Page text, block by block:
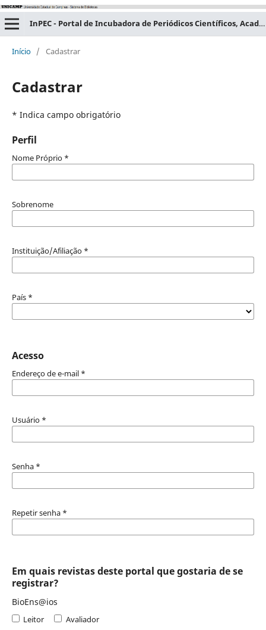
InPEC - Portal de Incubadora de Periódicos Científicos, Acadêmicos e Educacionais
Início / Cadastrar
Cadastrar
* Indica campo obrigatório
Perfil
Nome Próprio *
Sobrenome
Instituição/Afiliação *
País *
Acesso
Endereço de e-mail *
Usuário *
Senha *
Repetir senha *
Em quais revistas deste portal que gostaria de se
registrar?
BioEns@ios
Leitor Avaliador